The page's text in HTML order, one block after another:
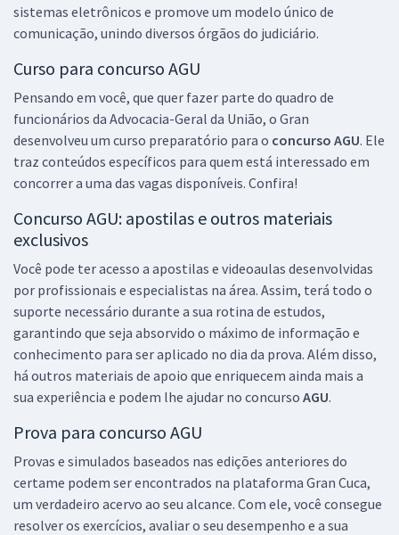
AGU - Advocacia-Geral da União - Conhecimentos Básicos para todos
ou 12x deR$26,65
Economize R$ 79,96 (-20%)
AGU - Advocacia-Geral da União - Conhecimentos Específicos para o
R$ 191,84à vista
ou 12x deR$ 15,99
Economize R$ 47,96 (-20%)
Comprar
AGU - Advocacia-Geral da União - Conhecimentos Específicos para o
Cargo: Administrador
R$ 191,84à vista
ou 12x de R$15,99
Economize R$ 47,96 (-20%)
sistemas eletrônicos e promove um modelo único de
comunicação, unindo diversos órgãos do judiciário.
Curso para concurso AGU
Pensando em você, que quer fazer parte do quadro de
funcionários da Advocacia-Geral da União, o Gran
desenvolveu um curso preparatório para o concurso AGU. Ele
traz conteúdos específicos para quem está interessado em
concorrer a uma das vagas disponíveis. Confira!
Concurso AGU: apostilas e outros materiais
exclusivos
Você pode ter acesso a apostilas e videoaulas desenvolvidas
por profissionais e especialistas na área. Assim, terá todo o
suporte necessário durante a sua rotina de estudos,
garantindo que seja absorvido o máximo de informação e
conhecimento para ser aplicado no dia da prova. Além disso,
há outros materiais de apoio que enriquecem ainda mais a
sua experiência e podem lhe ajudar no concurso AGU.
Prova para concurso AGU
Provas e simulados baseados nas edições anteriores do
certame podem ser encontrados na plataforma Gran Cuca,
um verdadeiro acervo ao seu alcance. Com ele, você consegue
resolver os exercícios, avaliar o seu desempenho e a sua